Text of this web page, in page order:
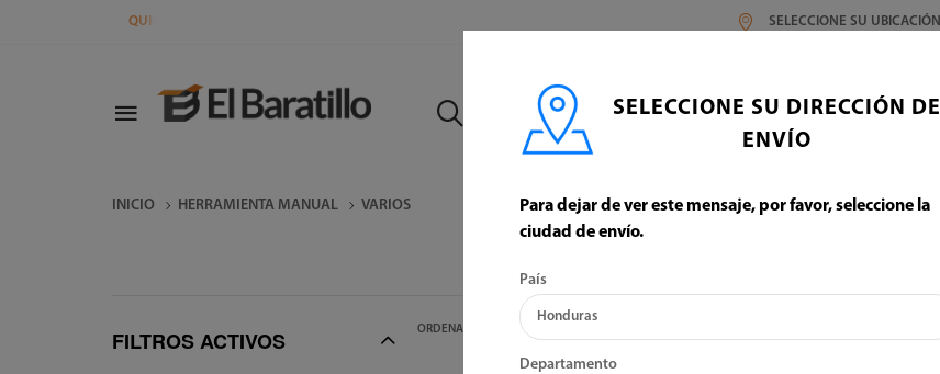
QU SELECCIONE SU UBICACIÓN
INICIO HERRAMIENTA MANUAL VARIOS
FILTROS ACTIVOS ORDENAR POR:
SELECCIONE SU DIRECCIÓN DE
ENVÍO
Para dejar de ver este mensaje, por favor, seleccione la
ciudad de envío.
País
Departamento